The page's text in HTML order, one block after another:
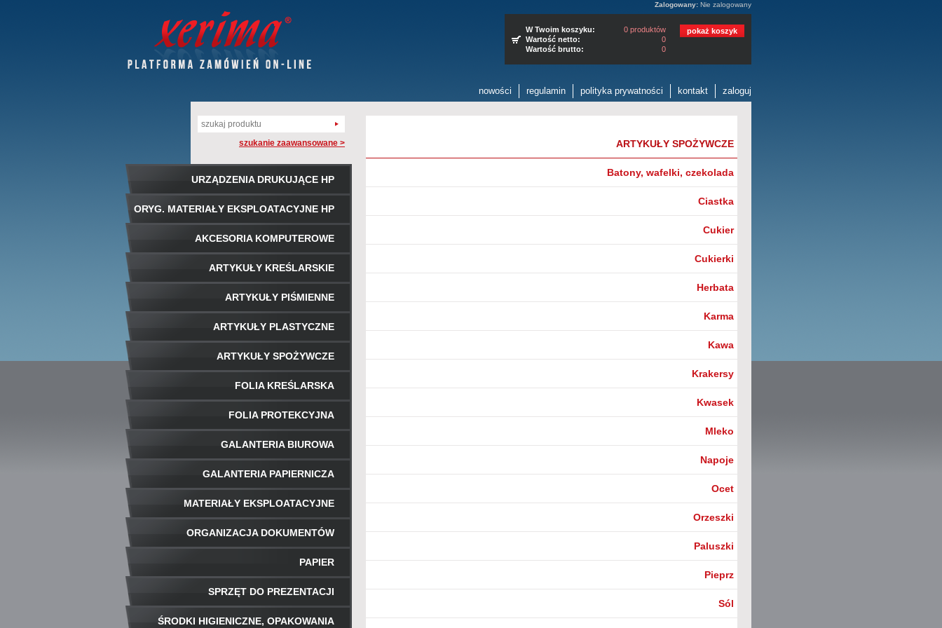
Zalogowany: Nie zalogowany
W Twoim koszyku:
0 produktów
Wartość netto:
0
Wartość brutto:
0
pokaż koszyk
nowości regulamin polityka prywatności kontakt zaloguj
szukanie zaawansowane >
URZĄDZENIA DRUKUJĄCE HP
ORYG. MATERIAŁY EKSPLOATACYJNE HP
AKCESORIA KOMPUTEROWE
ARTYKUŁY KREŚLARSKIE
ARTYKUŁY PIŚMIENNE
ARTYKUŁY PLASTYCZNE
ARTYKUŁY SPOŻYWCZE
FOLIA KREŚLARSKA
FOLIA PROTEKCYJNA
GALANTERIA BIUROWA
GALANTERIA PAPIERNICZA
MATERIAŁY EKSPLOATACYJNE
ORGANIZACJA DOKUMENTÓW
PAPIER
SPRZĘT DO PREZENTACJI
ŚRODKI HIGIENICZNE, OPAKOWANIA
ARTYKUŁY SPOŻYWCZE
Batony, wafelki, czekolada
Ciastka
Cukier
Cukierki
Herbata
Karma
Kawa
Krakersy
Kwasek
Mleko
Napoje
Ocet
Orzeszki
Paluszki
Pieprz
Sól